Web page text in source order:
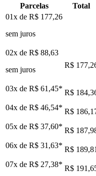
Parcelas
Total
01x de R$ 177,26
sem juros
02x de R$ 88,63
sem juros
R$
03x de R$ 61,45* R$
04x de R$ 46,54* R$
05x de R$ 37,60* R$
06x de R$ 31,63* R$ 189,81
07x de R$ 27,38* R$